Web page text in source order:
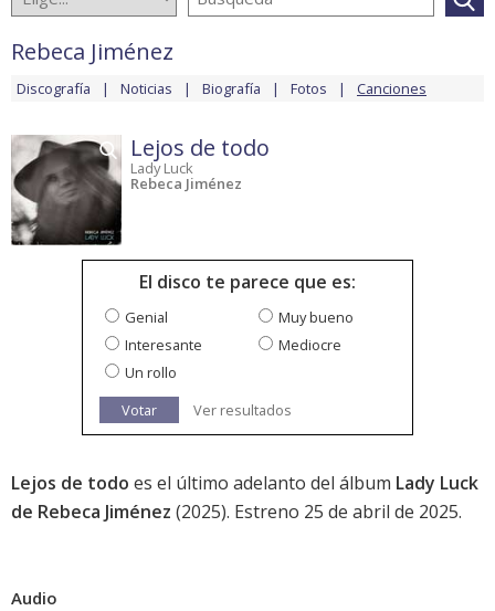
Rebeca Jiménez
Discografía Noticias Biografía Fotos Canciones
Lejos de todo
Lady Luck
Rebeca Jiménez
El disco te parece que es:
Genial
Muy bueno
Interesante
Mediocre
Un rollo
Votar
Ver resultados
Lejos de todo es el último adelanto del álbum Lady Luck
de Rebeca Jiménez (2025). Estreno 25 de abril de 2025.
Audio